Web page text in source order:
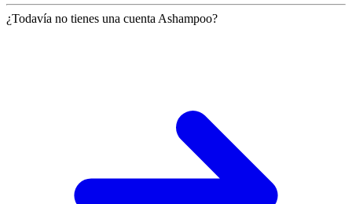
¿Todavía no tienes una cuenta Ashampoo?